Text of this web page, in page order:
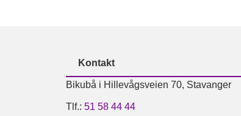
Kontakt
Bikubå i Hillevågsveien 70, Stavanger
Tlf.: 51 58 44 44